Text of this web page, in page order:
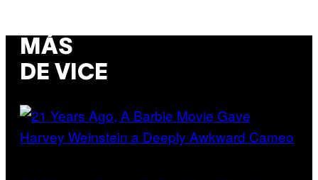
MÁS
DE VICE